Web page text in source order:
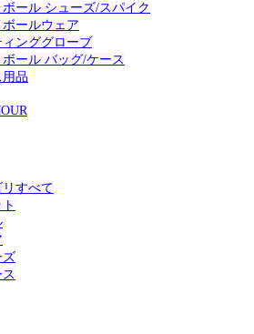
ール シューズ/スパイク
ールウェア
ンググローブ
ール バッグ/ケース
用品
すべて
ズ